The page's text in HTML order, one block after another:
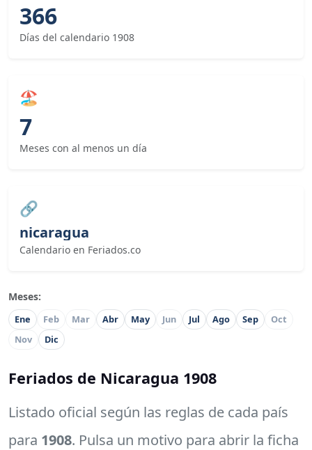
366
Días del calendario 1908
🏖
7
Meses con al menos un día
🔗
nicaragua
Calendario en Feriados.co
Meses:
Ene Feb Mar Abr May Jun Jul Ago Sep
Oct
Nov
Dic
Feriados de Nicaragua 1908
Listado oficial según las reglas de cada país
para 1908. Pulsa un motivo para abrir la ficha